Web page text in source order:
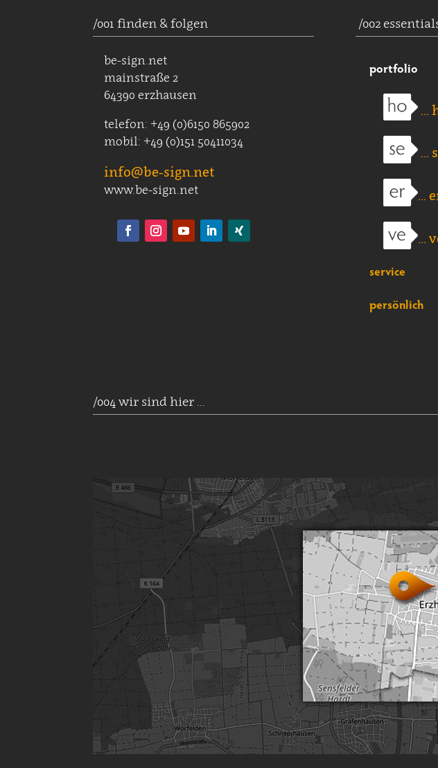
/001 finden & folgen
be-sign.net
mainstraße 2
64390 erzhausen
telefon: +49 (0)6150 865902
mobil: +49 (0)151 50411034
info@be-sign.net
www.be-sign.net
/002
portfolio
...
...
...
...
service
persönlich
/004 wir sind hier ...